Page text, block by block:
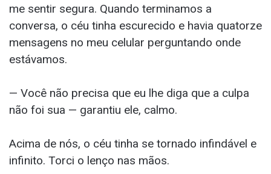
me sentir segura. Quando terminamos a
conversa, o céu tinha escurecido e havia quatorze
mensagens no meu celular perguntando onde
estávamos.
— Você não precisa que eu lhe diga que a culpa
não foi sua — garantiu ele, calmo.
Acima de nós, o céu tinha se tornado infindável e
infinito. Torci o lenço nas mãos.